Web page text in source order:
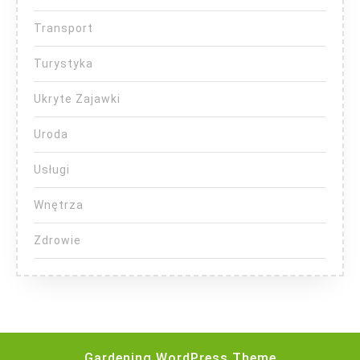
Transport
Turystyka
Ukryte Zajawki
Uroda
Usługi
Wnętrza
Zdrowie